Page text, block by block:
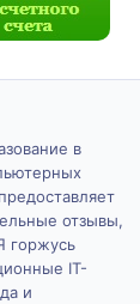
в
отзывы,
горжусь
IT-
и